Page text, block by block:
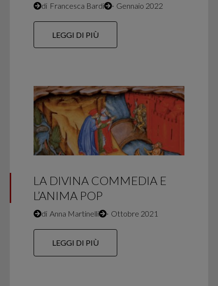
di Francesca Bardi ∙ Gennaio 2022
LEGGI DI PIÙ
LA DIVINA COMMEDIA E
L’ANIMA POP
di Anna Martinelli ∙ Ottobre 2021
LEGGI DI PIÙ